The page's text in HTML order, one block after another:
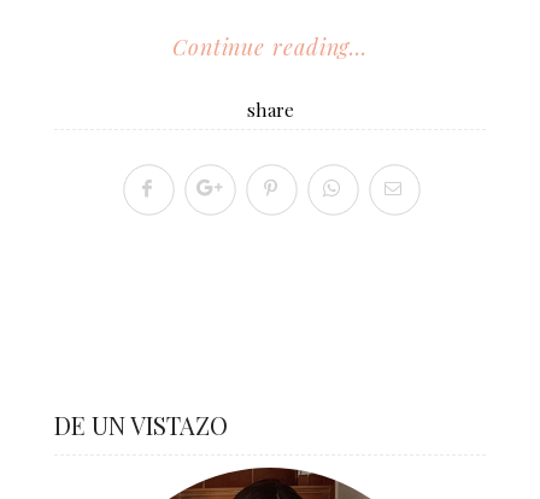
Continue reading...
share
DE UN VISTAZO